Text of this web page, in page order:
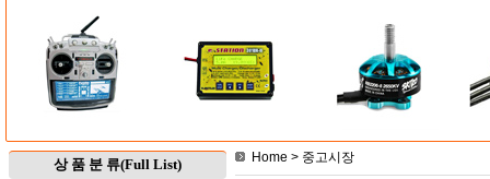
상 품 분 류(Full List) Home > 중고시장